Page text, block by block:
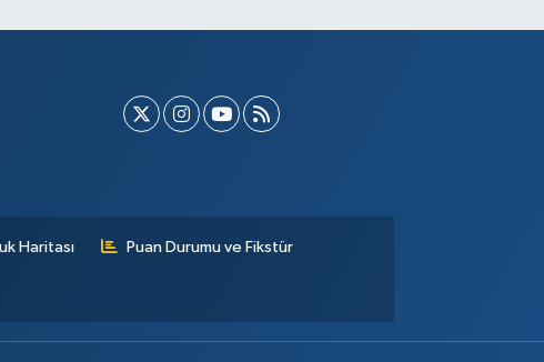
Haritası Puan Durumu ve Fikstür